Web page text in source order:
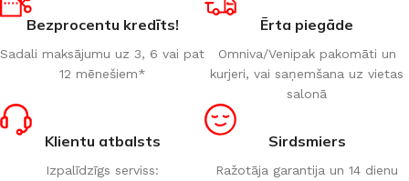
Bezprocentu kredīts!
Sadali maksājumu uz 3, 6 vai pat
12 mēnešiem*
Ērta piegāde
Omniva/Venipak pakomāti un
kurjeri, vai saņemšana uz vietas
salonā
Klientu atbalsts
Izpalīdzīgs serviss:
Sirdsmiers
Ražotāja garantija un 14 dienu